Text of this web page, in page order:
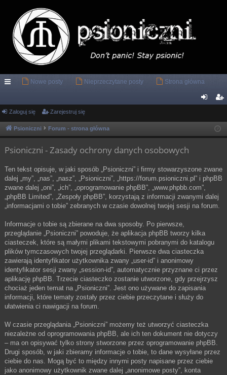
ce
Nowe posty Nieprzeczytane posty Strona główna
ę
ej
j
Zaloguj się Zarejestruj się
Psioniczni Forum - strona główna
Psioniczni - Zasady ochrony danych osobowych
Ten tekst opisuje, w jaki sposób „Psioniczni” i firmy stowarzyszone zwane
dalej „my”, „nas”, „nasz”, „Psioniczni”, „https://forum.psioniczni.pl” i phpBB
zwane dalej „oni”, „ich”, „oprogramowanie phpBB”, „www.phpbb.com”,
„phpBB Limited”, „Zespoły phpBB”, korzystają z informacji zwanymi dalej
„informacjami o tobie” zebranych w czasie dowolnej twojej sesji na forum.
Informacje o tobie są zbierane na dwa sposoby. Po pierwsze,
przeglądanie „Psioniczni” powoduje, że aplikacja phpBB tworzy kilka
ciasteczek, które są małymi plikami tekstowymi pobranymi do katalogu
plików tymczasowych twojej przeglądarki. Pierwsze dwa ciasteczka
zawierają identyfikator użytkownika zwany „user-id” i anonimowy
identyfikator sesji zwany „session-id”, automatycznie przyznane ci przez
aplikację phpBB. Trzecie ciasteczko zostanie utworzone, gdy przejrzysz
chociaż jeden temat na „Psioniczni”. Jest ono używane do zapisania
informacji, które tematy zostały przez ciebie przeczytane i służy do
ułatwienia ci nawigacji na forum.
W czasie przeglądania „Psioniczni” możemy też utworzyć ciasteczka
niezależne od oprogramowania phpBB, ale ich ten dokument nie dotyczy
– ma on opisywać tylko strony stworzone przez oprogramowanie phpBB.
Drugi sposób, w jaki zbieramy informacje o tobie, to dane wysyłane przez
ciebie do nas. Mogą być to między innymi posty napisane przez ciebie
jako anonimowy użytkownik zwane dalej „anonimowe posty”, konta